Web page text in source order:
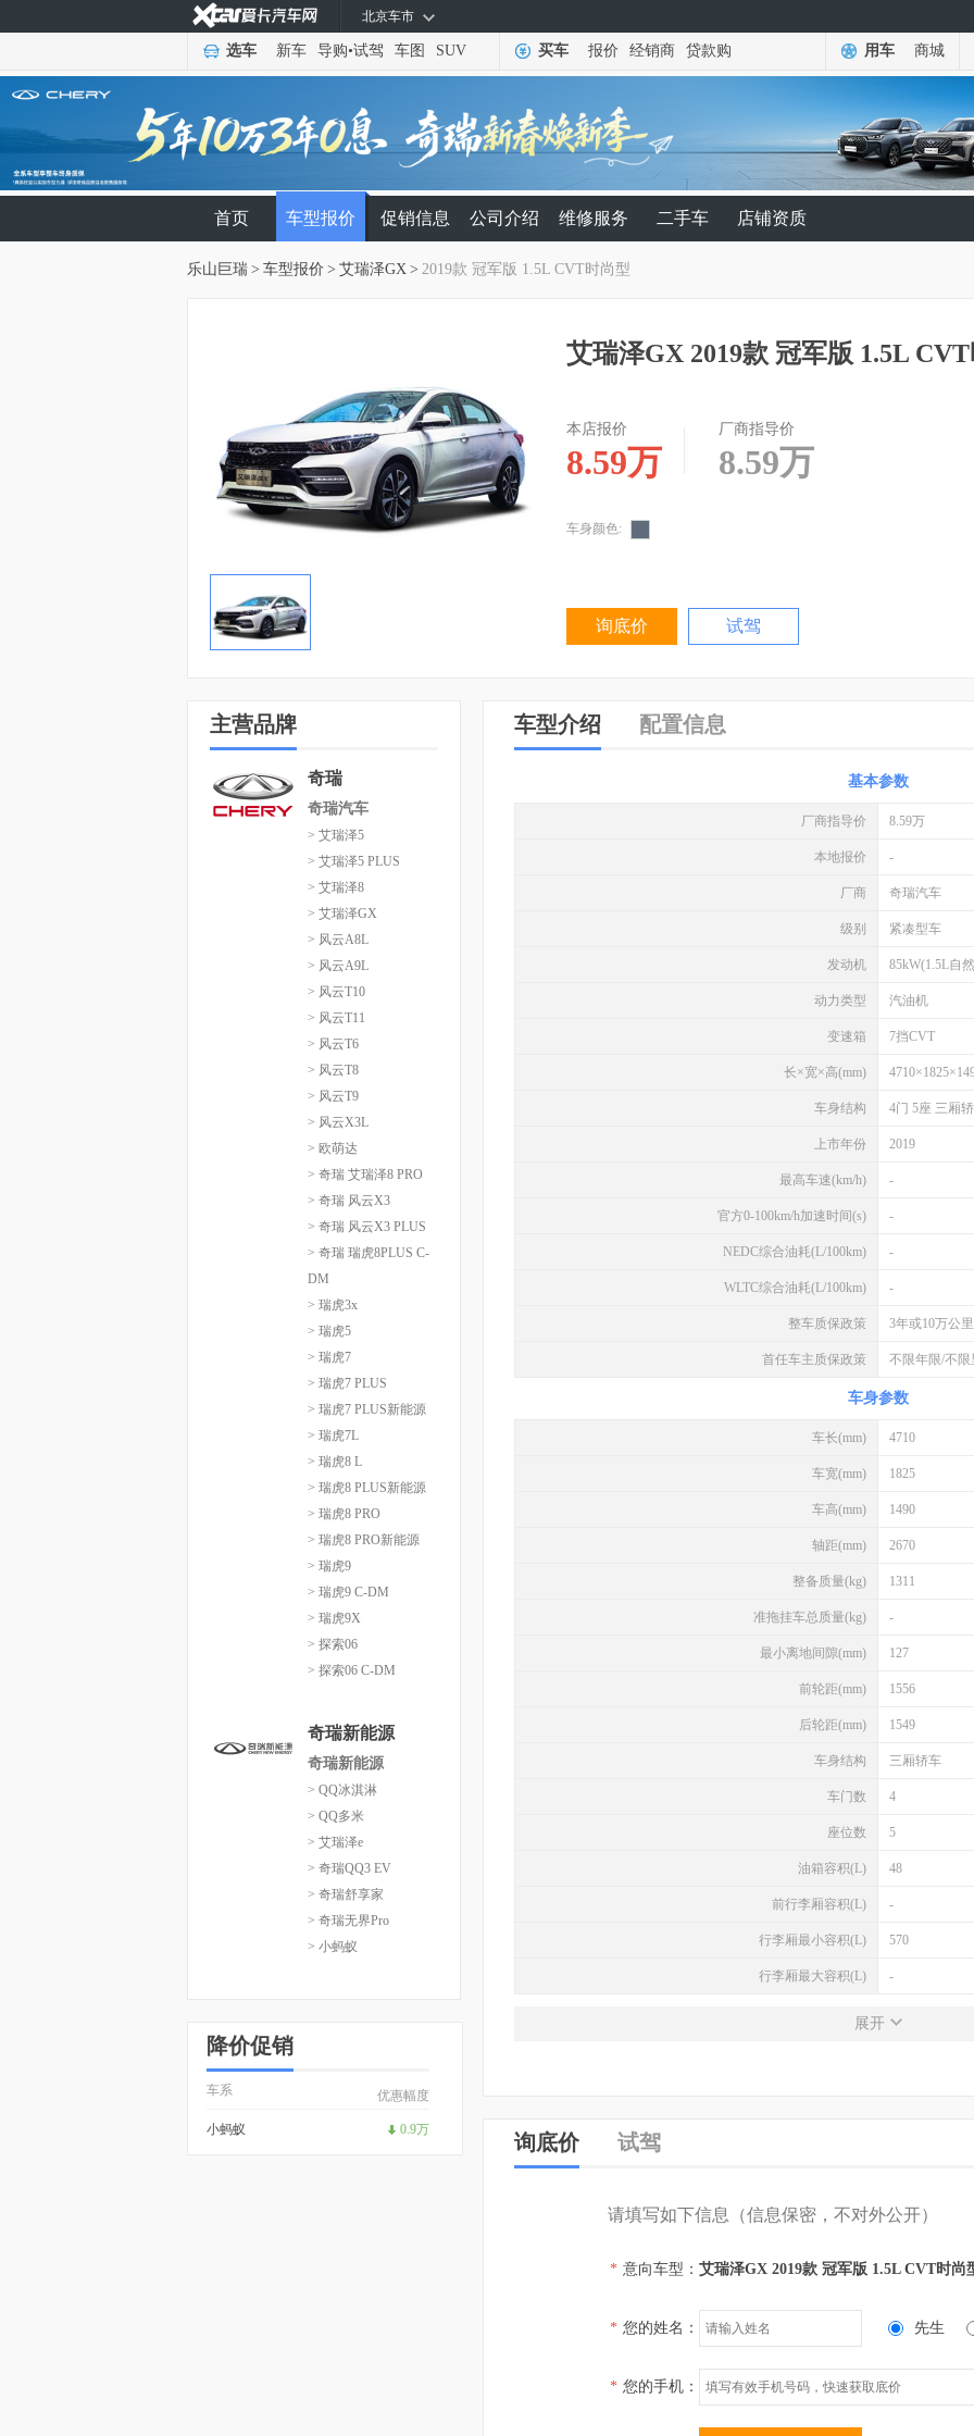
北京车市
选车 新车 导购•试驾 车图 SUV 买车 报价 经销商 贷款购 用车 商城
首页 车型报价 促销信息 公司介绍 维修服务 二手车 店铺资质
乐山巨瑞 > 车型报价 > 艾瑞泽GX > 2019款 冠军版 1.5L CVT时尚型
艾瑞泽GX 2019款 冠军版 1.5L
本店报价
8.59万
厂商指导价
8.59万
车身颜色:
询底价 试驾
主营品牌
奇瑞
奇瑞汽车
> 艾瑞泽5
> 艾瑞泽5 PLUS
> 艾瑞泽8
> 艾瑞泽GX
> 风云A8L
> 风云A9L
> 风云T10
> 风云T11
> 风云T6
> 风云T8
> 风云T9
> 风云X3L
> 欧萌达
> 奇瑞 艾瑞泽8 PRO
> 奇瑞 风云X3
> 奇瑞 风云X3 PLUS
> 奇瑞 瑞虎8PLUS C-
DM
> 瑞虎3x
> 瑞虎5
> 瑞虎7
> 瑞虎7 PLUS
> 瑞虎7 PLUS新能源
> 瑞虎7L
> 瑞虎8 L
> 瑞虎8 PLUS新能源
> 瑞虎8 PRO
> 瑞虎8 PRO新能源
> 瑞虎9
> 瑞虎9 C-DM
> 瑞虎9X
> 探索06
> 探索06 C-DM
奇瑞新能源
奇瑞新能源
> QQ冰淇淋
> QQ多米
> 艾瑞泽e
> 奇瑞QQ3 EV
> 奇瑞舒享家
> 奇瑞无界Pro
> 小蚂蚁
降价促销
车系 优惠幅度
小蚂蚁 0.9万
车型介绍 配置信息
基本参数
厂商指导价 8.59万
本地报价 -
厂商 奇瑞汽车
级别 紧凑型车
发动机 85kW(1.5L自
动力类型 汽油机
变速箱 7挡CVT
长×宽×高(mm)
车身结构 4门 5座 三厢
上市年份 2019
最高车速(km/h) -
官方0-100km/h加速时间(s) -
NEDC综合油耗(L/100km) -
WLTC综合油耗(L/100km) -
整车质保政策 3年或10万公里
首任车主质保政策 不限年限/不
车身参数
车长(mm) 4710
车宽(mm) 1825
车高(mm) 1490
轴距(mm) 2670
整备质量(kg) 1311
准拖挂车总质量(kg) -
最小离地间隙(mm) 127
前轮距(mm) 1556
后轮距(mm) 1549
车身结构 三厢轿车
车门数 4
座位数 5
油箱容积(L) 48
前行李厢容积(L) -
行李厢最小容积(L) 570
行李厢最大容积(L) -
发动机
每缸气门数(个) 4
缸径(mm) -
展开
询底价 试驾
请填写如下信息（信息保密，不对外公开）
* 意向车型： 艾瑞泽GX 2019款 冠军版 1.5L CVT时尚
* 您的姓名： 先生
* 您的手机：